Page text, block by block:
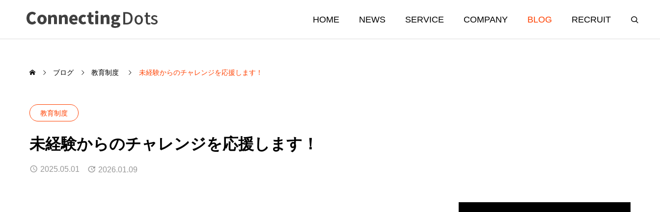
HOME NEWS SERVICE COMPANY BLOG RECRUIT
ブログ 教育制度 未経験からのチャレンジを応援します！
教育制度
未経験からのチャレンジを応援します！
2025.05.01 2026.01.09